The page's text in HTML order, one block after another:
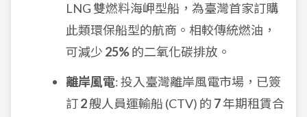
LNG 雙燃料海岬型船，為臺灣首家訂購
此類環保船型的航商。相較傳統燃油，
可減少 25%的二氧化碳排放。
離岸風電: 投入臺灣離岸風電市場，已簽
訂2艘人員運輸船 (CTV) 的 7年期租賃合